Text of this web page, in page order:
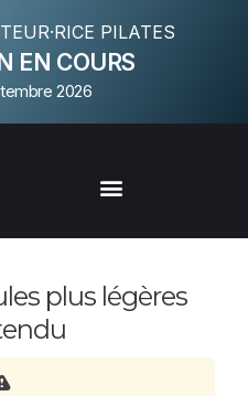
PILATES
EN COURS
2026
plus légères